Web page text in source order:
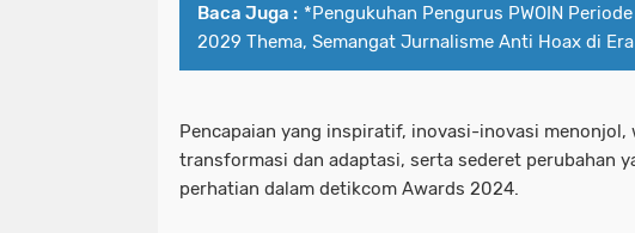
Baca Juga : *Pengukuhan Pengurus PWOIN
2029 Thema, Semangat Jurnalisme Anti Hoax di
Pencapaian yang inspiratif, inovasi-inovasi menonjol,
transformasi dan adaptasi, serta sederet perubahan
perhatian dalam detikcom Awards 2024.